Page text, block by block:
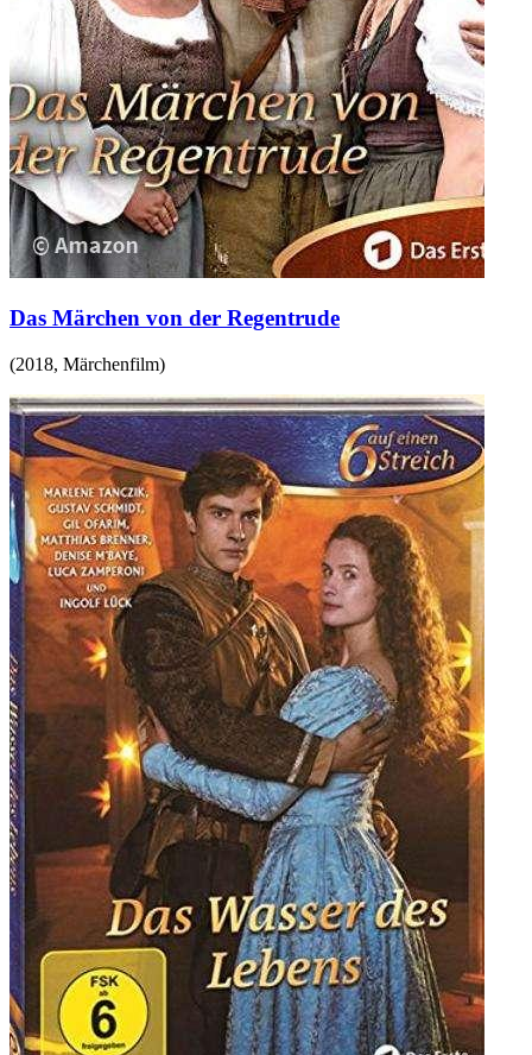
Das Märchen von der Regentrude
(2018, Märchenfilm)